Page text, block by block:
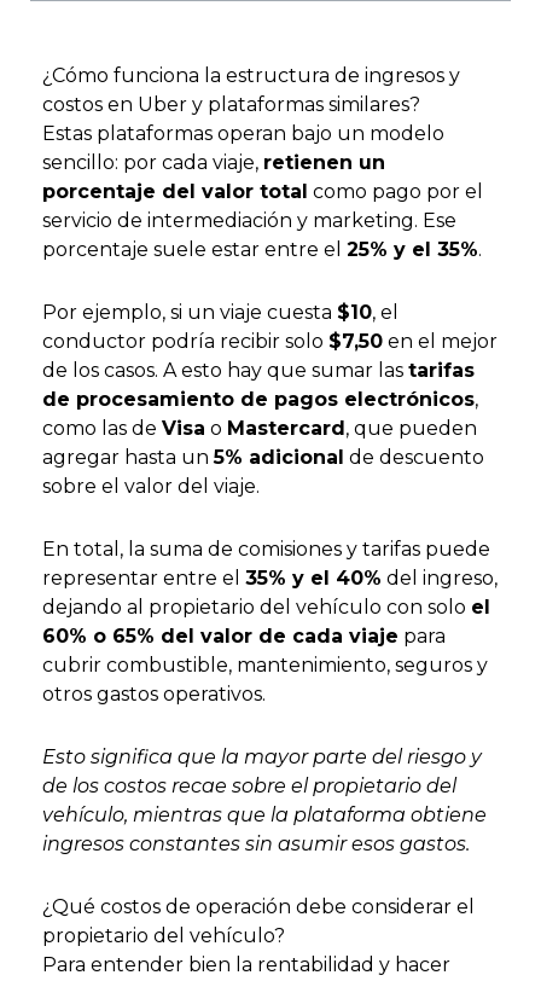
¿Cómo funciona la estructura de ingresos y
costos en Uber y plataformas similares?
Estas plataformas operan bajo un modelo
sencillo: por cada viaje, retienen un
porcentaje del valor total como pago por el
servicio de intermediación y marketing. Ese
porcentaje suele estar entre el 25% y el 35%.
Por ejemplo, si un viaje cuesta $10, el
conductor podría recibir solo $7,50 en el mejor
de los casos. A esto hay que sumar las tarifas
de procesamiento de pagos electrónicos,
como las de Visa o Mastercard, que pueden
agregar hasta un5% adicional de descuento
sobre el valor del viaje.
En total, la suma de comisiones y tarifas puede
representar entre el 35% y el 40% del ingreso,
dejando al propietario del vehículo con solo el
60% o 65% del valor de cada viaje para
cubrir combustible, mantenimiento, seguros y
otros gastos operativos.
Esto significa que la mayor parte del riesgo y
de los costos recae sobre el propietario del
vehículo, mientras que la plataforma obtiene
ingresos constantes sin asumir esos gastos.
¿Qué costos de operación debe considerar el
propietario del vehículo?
Para entender bien la rentabilidad y hacer